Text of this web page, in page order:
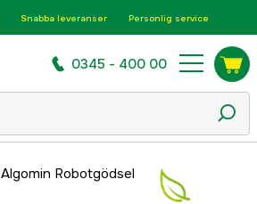
Snabba leveranser Personlig service
0345 - 400 00
Algomin Robotgödsel